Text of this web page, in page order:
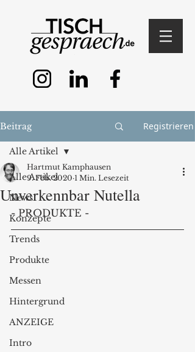
Beitrag Registrieren
Alle Artikel
News
Konzepte
Trends
Produkte
Messen
Hintergrund
ANZEIGE
Intro
Alle Artikel
Unverkennbar Nutella
Hartmut Kamphausen
9. Feb. 2020 1 Min. Lesezeit
- PRODUKTE -